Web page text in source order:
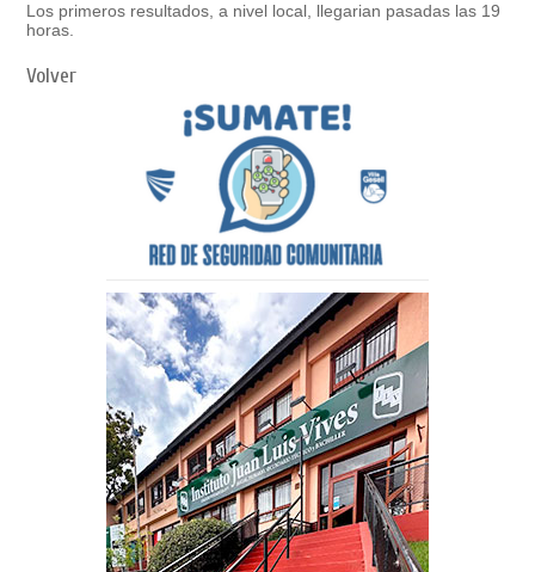
Los primeros resultados, a nivel local, llegarian pasadas las 19
horas.
Volver